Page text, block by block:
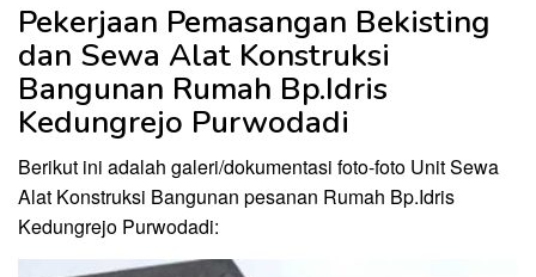
Pekerjaan Pemasangan Bekisting
dan Sewa Alat Konstruksi
Bangunan Rumah Bp.Idris
Kedungrejo Purwodadi
Berikut ini adalah galeri/dokumentasi foto-foto Unit Sewa
Alat Konstruksi Bangunan pesanan Rumah Bp.Idris
Kedungrejo Purwodadi: